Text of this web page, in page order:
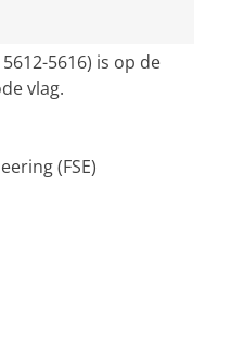
5616) is op de
vlag.
(FSE)